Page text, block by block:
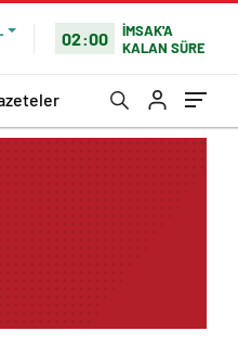
02:00
İMSAK'A
KALAN SÜRE